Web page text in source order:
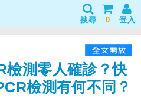
搜尋 0 登入
檢測零人確診？快
檢測有何不同？